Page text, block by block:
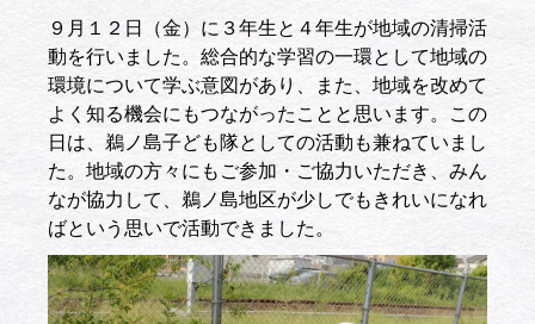
９月１２日（金）に３年生と４年生が地域の清掃活
動を行いました。総合的な学習の一環として地域の
環境について学ぶ意図があり、また、地域を改めて
よく知る機会にもつながったことと思います。この
日は、鵜ノ島子ども隊としての活動も兼ねていまし
た。地域の方々にもご参加・ご協力いただき、みん
なが協力して、鵜ノ島地区が少しでもきれいになれ
ばという思いで活動できました。